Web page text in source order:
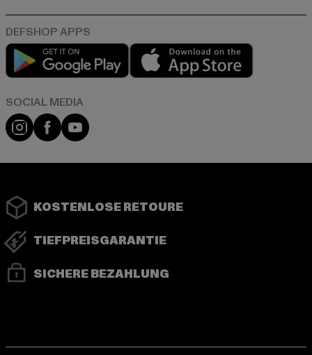
Play market
Instagram
FacebookYouTube
KOSTENLOSE RETOURE
TIEFPREISGARANTIE
SICHERE BEZAHLUNG